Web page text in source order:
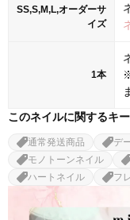
SS,S,M,L,オーダーサ
イズ
1本
このネイルに関するキ
通常発送商品 デ
モノトーンネイル
ハートネイル
フ